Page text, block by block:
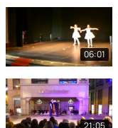
06:01
21:05